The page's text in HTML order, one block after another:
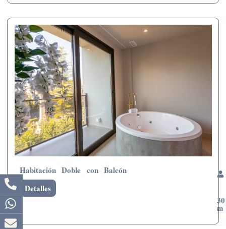
Habitación Doble con Balcón
Detalles
30
m